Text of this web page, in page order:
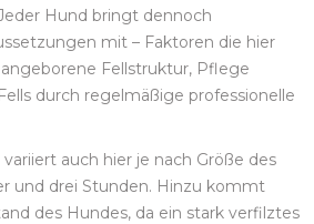
Hund bringt dennoch
mit – Faktoren die hier
Fellstruktur, Pflege
durch regelmäßige professionelle
auch hier je nach Größe des
und drei Stunden. Hinzu kommt
des Hundes, da ein stark verfilztes